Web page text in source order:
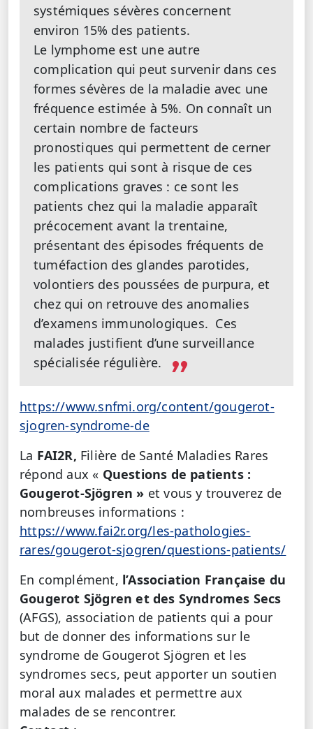
systémiques sévères concernent
environ 15% des patients.
Le lymphome est une autre
complication qui peut survenir dans ces
formes sévères de la maladie avec une
fréquence estimée à 5%. On connaît un
certain nombre de facteurs
pronostiques qui permettent de cerner
les patients qui sont à risque de ces
complications graves : ce sont les
patients chez qui la maladie apparaît
précocement avant la trentaine,
présentant des épisodes fréquents de
tuméfaction des glandes parotides,
volontiers des poussées de purpura, et
chez qui on retrouve des anomalies
d’examens immunologiques. Ces
malades justifient d’une surveillance
spécialisée régulière.
https://www.snfmi.org/content/gougerot-
sjogren-syndrome-de
La FAI2R, Filière de Santé Maladies Rares
répond aux « Questions de patients :
Gougerot-Sjögren » et vous y trouverez de
nombreuses informations :
https://www.fai2r.org/les-pathologies-
rares/gougerot-sjogren/questions-patients/
En complément, l’Association Française du
Gougerot Sjögren et des Syndromes Secs
(AFGS), association de patients qui a pour
but de donner des informations sur le
syndrome de Gougerot Sjögren et les
syndromes secs, peut apporter un soutien
moral aux malades et permettre aux
malades de se rencontrer.